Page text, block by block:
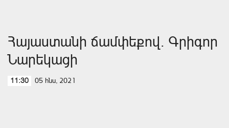
Հայաստանի ճամփեքով. Գրիգոր
Նարեկացի
11:30 05 հնս, 2021